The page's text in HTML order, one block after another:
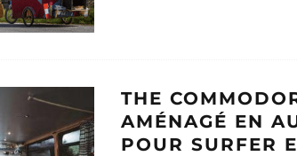
THE
AMÉNAGÉ EN
POUR SURFER